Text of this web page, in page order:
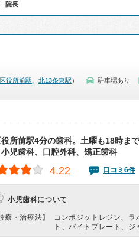
院長
役所前駅 北13条東駅 ） 駐車場あり
所前駅4分の歯科。土曜も18時ま
児歯科、口腔外科、矯正歯科
4.22 口コミ6件
小児歯科について
療・治療法】
コンポジットレジン、ラ
ト、バイトプレート、ジ